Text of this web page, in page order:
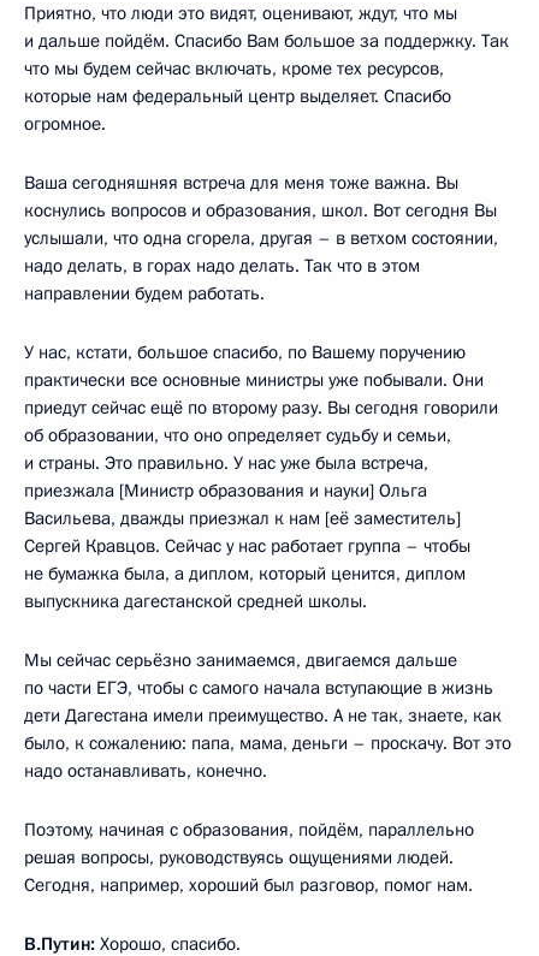
Приятно, что люди это видят, оценивают, ждут, что мы
и дальше пойдём. Спасибо Вам большое за поддержку. Так
что мы будем сейчас включать, кроме тех ресурсов,
которые нам федеральный центр выделяет. Спасибо
огромное.
Ваша сегодняшняя встреча для меня тоже важна. Вы
коснулись вопросов и образования, школ. Вот сегодня Вы
услышали, что одна сгорела, другая – в ветхом состоянии,
надо делать, в горах надо делать. Так что в этом
направлении будем работать.
У нас, кстати, большое спасибо, по Вашему поручению
практически все основные министры уже побывали. Они
приедут сейчас ещё по второму разу. Вы сегодня говорили
об образовании, что оно определяет судьбу и семьи,
и страны. Это правильно. У нас уже была встреча,
приезжала [Министр образования и науки] Ольга
Васильева, дважды приезжал к нам [её заместитель]
Сергей Кравцов. Сейчас у нас работает группа – чтобы
не бумажка была, а диплом, который ценится, диплом
выпускника дагестанской средней школы.
Мы сейчас серьёзно занимаемся, двигаемся дальше
по части ЕГЭ, чтобы с самого начала вступающие в жизнь
дети Дагестана имели преимущество. А не так, знаете, как
было, к сожалению: папа, мама, деньги – проскачу. Вот это
надо останавливать, конечно.
Поэтому, начиная с образования, пойдём, параллельно
решая вопросы, руководствуясь ощущениями людей.
Сегодня, например, хороший был разговор, помог нам.
В.Путин: Хорошо, спасибо.